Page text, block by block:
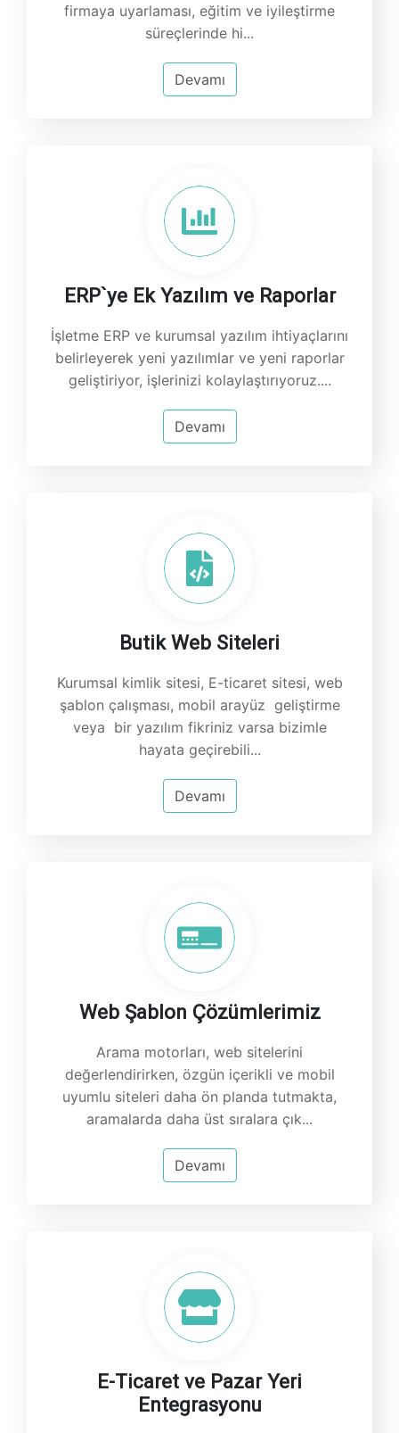
firmaya uyarlaması, eğitim ve iyileştirme
süreçlerinde hi...
Devamı
ERP`ye Ek Yazılım ve Raporlar
İşletme ERP ve kurumsal yazılım ihtiyaçlarını
belirleyerek yeni yazılımlar ve yeni raporlar
geliştiriyor, işlerinizi kolaylaştırıyoruz....
Devamı
Butik Web Siteleri
Kurumsal kimlik sitesi, E-ticaret sitesi, web
şablon çalışması, mobil arayüz geliştirme
veya bir yazılım fikriniz varsa bizimle
hayata geçirebili...
Devamı
Web Şablon Çözümlerimiz
Arama motorları, web sitelerini
değerlendirirken, özgün içerikli ve mobil
uyumlu siteleri daha ön planda tutmakta,
aramalarda daha üst sıralara çık...
Devamı
E-Ticaret ve Pazar Yeri
Entegrasyonu